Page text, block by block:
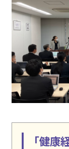
「健